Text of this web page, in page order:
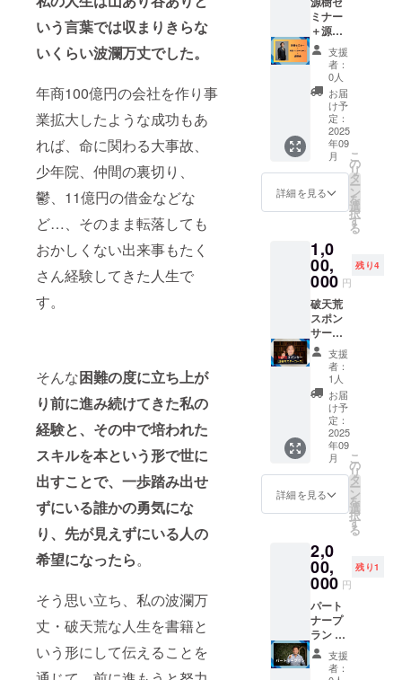
いう言葉では収まりきらな
いくらい波瀾万丈でした。
年商100億円の会社を作り事
業拡大したような成功もあ
れば、命に関わる大事故、
少年院、仲間の裏切り、
鬱、11億円の借金などな
ど…、そのまま転落しても
おかしくない出来事もたく
さん経験してきた人生で
す。
そんな困難の度に立ち上が
り前に進み続けてきた私の
経験と、その中で培われた
スキルを本という形で世に
出すことで、一歩踏み出せ
ずにいる誰かの勇気にな
り、先が見えずにいる人の
希望になったら。
そう思い立ち、私の波瀾万
丈・破天荒な人生を書籍と
いう形にして伝えることを
ティー
が明確
にな
り、自
分が本
当にや
りたい
道筋が
見え
て、未
来が明
確にな
るプロ
グラム
ミナー
の実施
日程に
つきま
して
は、ご
支援者
様と別
途日程
調整の
上で決
定いた
しま
す。 ・
煌熈会
につい
て 月額
5000円
の有料
ティー
です。
源樹セ
ミナー
につい
て 期
間：1ヶ
月の間
に3日程
実施 時
間：6時
間/1回
（昼休
み1時
間） 内
容：自
ティ
ティー
が明確
にな
り、自
分が本
当にや
りたい
道筋が
見え
て、未
来が明
確にな
るプロ
グラム
です。
※源樹セ
ミナー
の実施
して
は、ご
支援者
様と別
途日程
調整の
上で決
定いた
しま
ミナー
＋源樹
マス
ター
コース
＋煌熈
会
120万円
相当
→80万
円！ 源
樹セミ
ナーと
源樹マ
をご受
講いた
だけま
す。 ま
た、有
料コ
ミュニ
ティー
の煌熈
会（月
額5000
円）に1
年間ご
参加い
ただけ
ます。
・源樹
セミ
ナーに
1ヶ月の
間に3日
程実施
時間：6
時間/1
回（昼
休み1時
間） 内
容：自
支援
者：
0人
お届
け予
定：
2025
年09
月
詳細を見る
こ
の
リ
タ
ー
ン
を
選
択
す
る
1,0
00,
000 円
残り4
破天荒
スポン
サー
【源樹
マス
ター
コー
ス】
1,000,0
00円
源樹セ
ミナー
＋源樹
マス
ター
会＋ス
ポン
サープ
ラン
【プラ
チナ
コー
ス】＋
書籍10
支援
者：
1人
お届
け予
定：
2025
年09
月
詳細を見る
こ
の
リ
タ
ー
ン
を
選
択
す
る
2,0
00,
000 円
残り1
パート
ナープ
ラン 百
田悠希
と一緒
支援
者：